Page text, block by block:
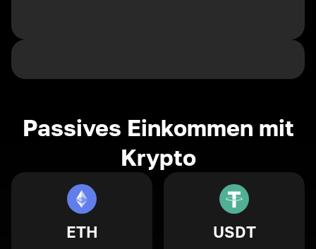
Passives Einkommen mit
Krypto
ETH USDT